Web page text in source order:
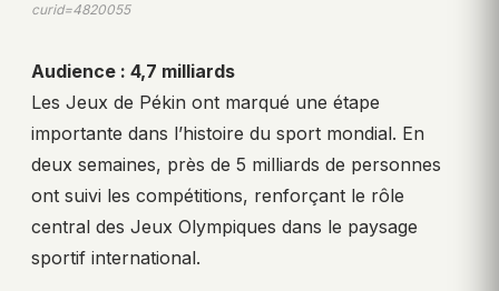
curid=4820055
Audience : 4,7 milliards
Les Jeux de Pékin ont marqué une étape
importante dans l’histoire du sport mondial. En
deux semaines, près de 5 milliards de personnes
ont suivi les compétitions, renforçant le rôle
central des Jeux Olympiques dans le paysage
sportif international.